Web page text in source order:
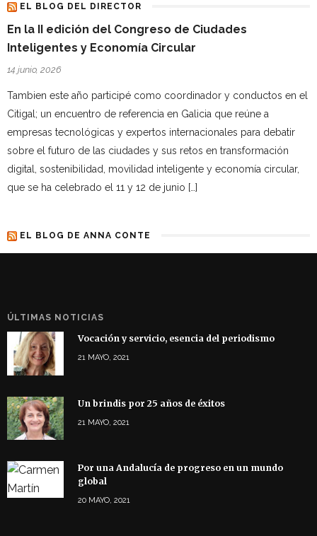
EL BLOG DEL DIRECTOR
En la II edición del Congreso de Ciudades
Inteligentes y Economía Circular
14 junio, 2026
Tambien este año participé como coordinador y conductos en el
Citigal; un encuentro de referencia en Galicia que reúne a
empresas tecnológicas y expertos internacionales para debatir
sobre el futuro de las ciudades y sus retos en transformación
digital, sostenibilidad, movilidad inteligente y economía circular,
que se ha celebrado el 11 y 12 de junio […]
EL BLOG DE ANNA CONTE
ÚLTIMAS NOTICIAS
Vocación y servicio, esencia del periodismo
21 MAYO, 2021
Un brindis por 25 años de éxitos
21 MAYO, 2021
Por una Andalucía de progreso en un mundo
global
20 MAYO, 2021